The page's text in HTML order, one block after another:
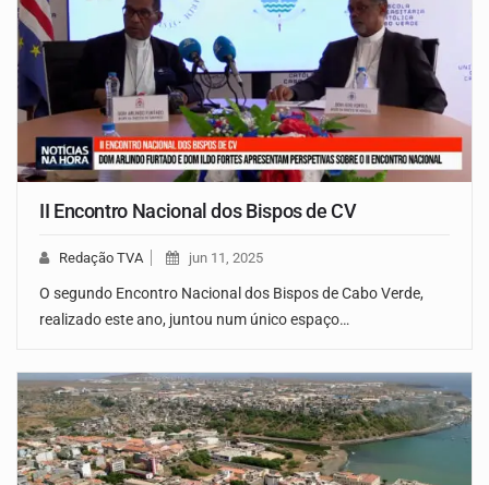
II Encontro Nacional dos Bispos de CV
Redação TVA jun 11, 2025
O segundo Encontro Nacional dos Bispos de Cabo Verde,
realizado este ano, juntou num único espaço…